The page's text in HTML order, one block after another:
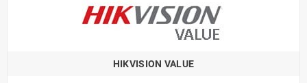
HIKVISION VALUE